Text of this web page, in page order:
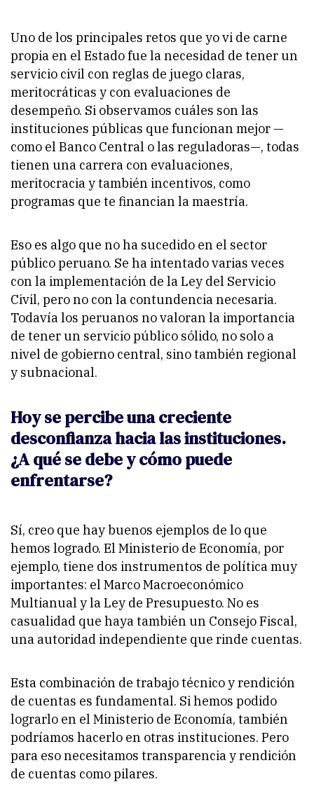
Uno de los principales retos que yo vi de carne
propia en el Estado fue la necesidad de tener un
servicio civil con reglas de juego claras,
meritocráticas y con evaluaciones de
desempeño. Si observamos cuáles son las
instituciones públicas que funcionan mejor —
como el Banco Central o las reguladoras—, todas
tienen una carrera con evaluaciones,
meritocracia y también incentivos, como
programas que te financian la maestría.
Eso es algo que no ha sucedido en el sector
público peruano. Se ha intentado varias veces
con la implementación de la Ley del Servicio
Civil, pero no con la contundencia necesaria.
Todavía los peruanos no valoran la importancia
de tener un servicio público sólido, no solo a
nivel de gobierno central, sino también regional
y subnacional.
Hoy se percibe una creciente
desconfianza hacia las instituciones.
¿A qué se debe y cómo puede
enfrentarse?
Sí, creo que hay buenos ejemplos de lo que
hemos logrado. El Ministerio de Economía, por
ejemplo, tiene dos instrumentos de política muy
importantes: el Marco Macroeconómico
Multianual y la Ley de Presupuesto. No es
casualidad que haya también un Consejo Fiscal,
una autoridad independiente que rinde cuentas.
Esta combinación de trabajo técnico y rendición
de cuentas es fundamental. Si hemos podido
lograrlo en el Ministerio de Economía, también
podríamos hacerlo en otras instituciones. Pero
para eso necesitamos transparencia y rendición
de cuentas como pilares.